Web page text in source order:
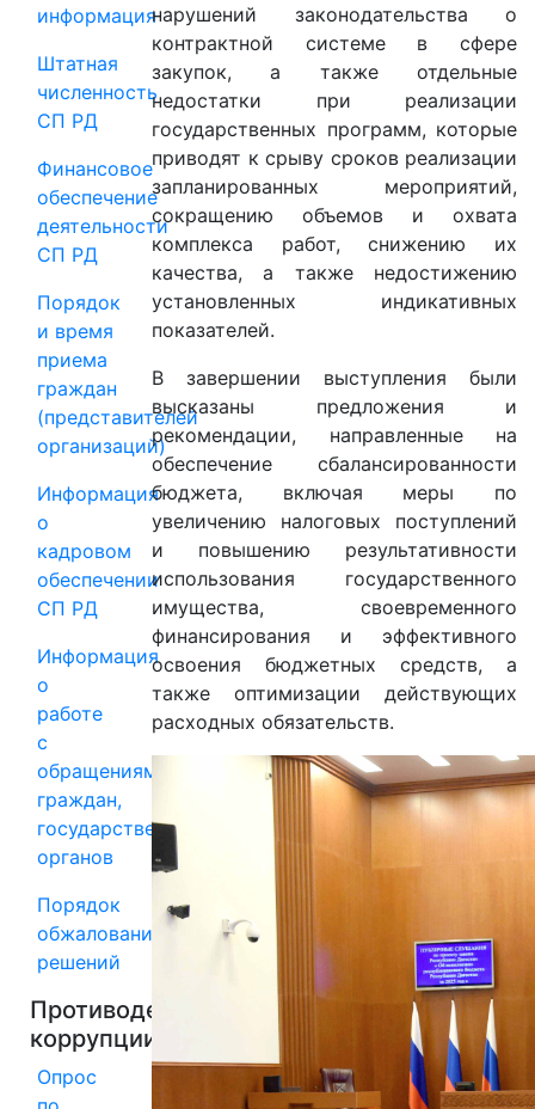
информация
Штатная
численность
СП РД
Финансовое
обеспечение
деятельности
СП РД
Порядок
и время
приема
граждан
(представителей
организаций)
Информация
о
кадровом
обеспечении
СП РД
Информация
о
работе
с
обращениями
граждан,
государственных
органов
Порядок
обжалования
решений
Противодействие
коррупции
Опрос
нарушений законодательства о
контрактной системе в сфере
закупок, а также отдельные
недостатки при реализации
государственных программ, которые
приводят к срыву сроков реализации
запланированных мероприятий,
сокращению объемов и охвата
комплекса работ, снижению их
качества, а также недостижению
установленных индикативных
показателей.
В завершении выступления были
высказаны предложения и
рекомендации, направленные на
обеспечение сбалансированности
бюджета, включая меры по
увеличению налоговых поступлений
и повышению результативности
использования государственного
имущества, своевременного
финансирования и эффективного
освоения бюджетных средств, а
также оптимизации действующих
расходных обязательств.